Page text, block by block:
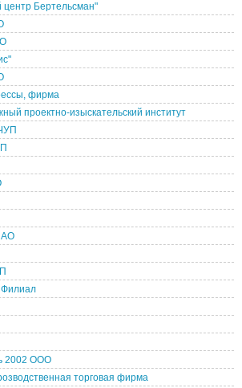
Бертельсман"
фирма
проектно-изыскательский институт
АО
Филиал
2002 ООО
торговая фирма